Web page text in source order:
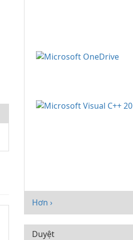
Hơn ›
Duyệt